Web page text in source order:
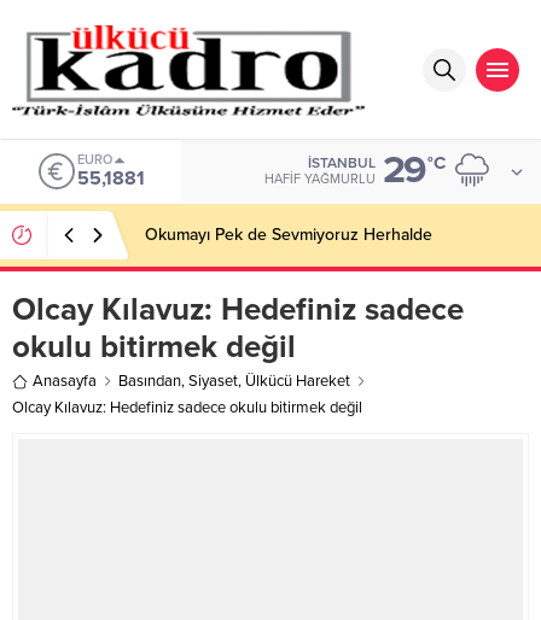
EURO
55,1881
İSTANBUL
HAFIF YAĞMURLU 29°C
Okumayı Pek de Sevmiyoruz Herhalde
Olcay Kılavuz: Hedefiniz sadece
okulu bitirmek değil
Anasayfa Basından,Siyaset, Ülkücü Hareket
Olcay Kılavuz: Hedefiniz sadece okulu bitirmek değil